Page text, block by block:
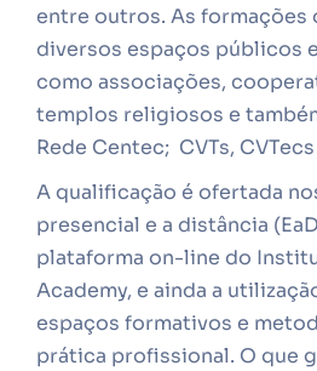
entre outros. As formações
diversos espaços públicos
como associações,
templos religiosos e
Rede Centec; CVTs,
A qualificação é ofertada
presencial e a distância
plataforma on-line do
Academy, e ainda a
espaços formativos e
prática profissional. O que